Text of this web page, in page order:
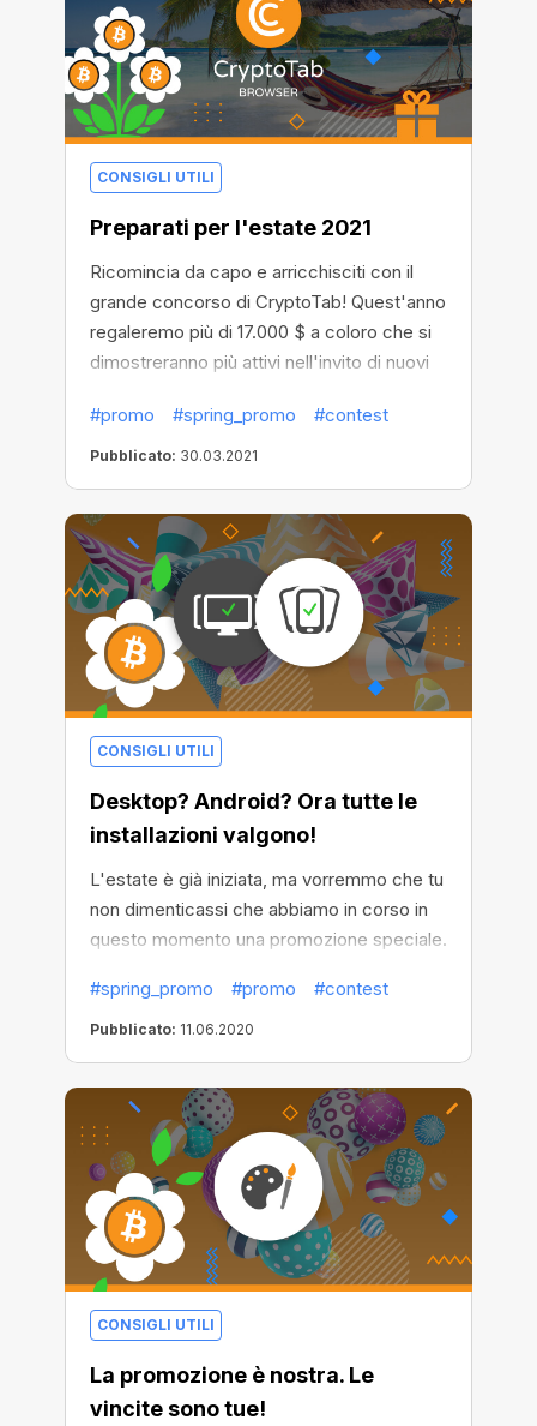
CONSIGLI UTILI
Preparati per l'estate 2021
Ricomincia da capo e arricchisciti con il
grande concorso di CryptoTab! Quest'anno
regaleremo più di 17.000 $ a coloro che si
dimostreranno più attivi nell'invito di nuovi
possibile per vincere uno dei 5 premi
principali!
#promo #spring_promo #contest
Pubblicato: 30.03.2021
CONSIGLI UTILI
Desktop? Android? Ora tutte le
installazioni valgono!
L'estate è già iniziata, ma vorremmo che tu
non dimenticassi che abbiamo in corso in
questo momento una promozione speciale.
Che tu voglia conquistare il primo premio e
vincere $1000, oppure, semplicemente
aggiungendo tre utenti, avere la fortuna di
vincere $10 - abbiamo fantastiche notizie
per te! Stiamo modificando i termini di
partecipazione al concorso - da questo
momento in poi considereremo non solo le
installazioni desktop ma anche quelle in
Android. Attira utenti mobile e guadagna di
più!
#spring_promo #promo #contest
Pubblicato: 11.06.2020
CONSIGLI UTILI
La promozione è nostra. Le
vincite sono tue!